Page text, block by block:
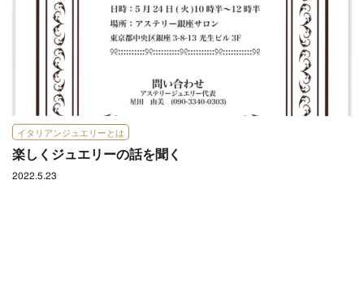
イタリアンジュエリーとは
楽しくジュエリーの話を聞く
2022.5.23